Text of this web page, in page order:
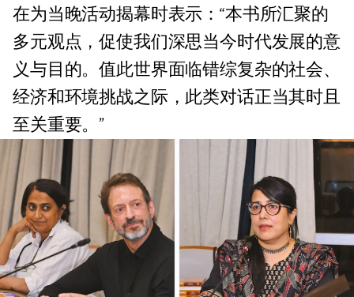
在为当晚活动揭幕时表示：“本书所汇聚的
多元观点，促使我们深思当今时代发展的意
义与目的。值此世界面临错综复杂的社会、
经济和环境挑战之际，此类对话正当其时且
至关重要。”